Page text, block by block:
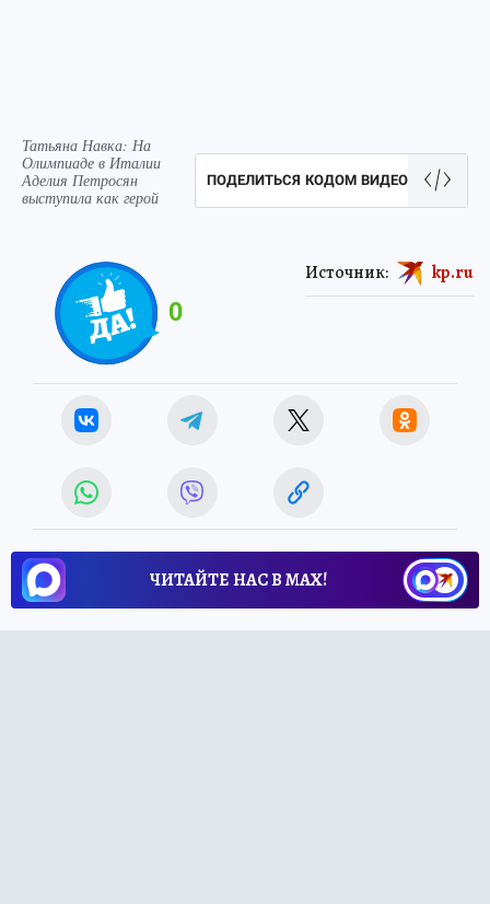
Татьяна Навка: На
Олимпиаде в Италии
Аделия Петросян
выступила как герой
ПОДЕЛИТЬСЯ КОДОМ ВИДЕО
0
Источник: kp.ru
ЧИТАЙТЕ НАС В МАХ!